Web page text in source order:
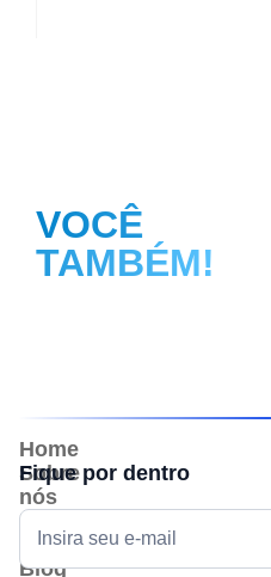
VOCÊ
TAMBÉM!
Home
Sobre
nós
Ecossistema
Portfólio
Blog
Fique por dentro